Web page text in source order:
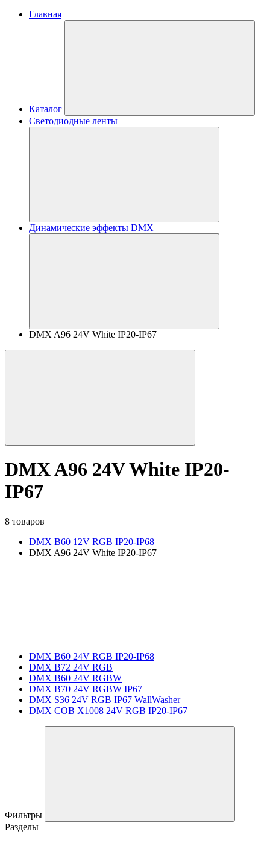
Главная
Каталог
Светодиодные ленты
Динамические эффекты DMX
DMX A96 24V White IP20-IP67
DMX A96 24V White IP20-
IP67
8 товаров
DMX B60 12V RGB IP20-IP68
DMX A96 24V White IP20-IP67
DMX B60 24V RGB IP20-IP68
DMX B72 24V RGB
DMX B60 24V RGBW
DMX B70 24V RGBW IP67
DMX S36 24V RGB IP67 WallWasher
DMX COB X1008 24V RGB IP20-IP67
Фильтры
Разделы